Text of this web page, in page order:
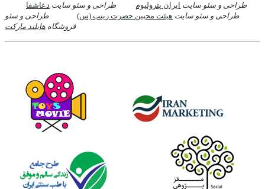
طراحی و سئو سایت ایران پترولیوم طراحی و سئو سایت دعاشفا
طراحی و سئو سایت هیئت محبین حضرت زینب (س)
طراحی و سئو
فروشگاه هایلند مارکت